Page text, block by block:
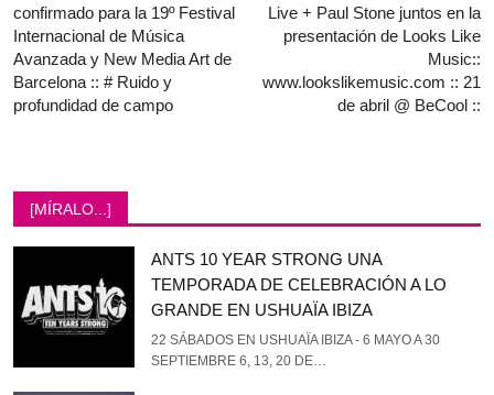
confirmado para la 19º Festival
Internacional de Música
Avanzada y New Media Art de
Barcelona :: # Ruido y
profundidad de campo
Live + Paul Stone juntos en la
presentación de Looks Like
Music::
www.lookslikemusic.com :: 21
de abril @ BeCool ::
[MÍRALO...]
ANTS 10 YEAR STRONG UNA
TEMPORADA DE CELEBRACIÓN A LO
GRANDE EN USHUAÏA IBIZA
22 SÁBADOS EN USHUAÏA IBIZA - 6 MAYO A 30
SEPTIEMBRE 6, 13, 20 DE…